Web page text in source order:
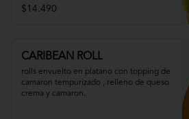
$14.490
CARIBEAN ROLL
rolls envuelto en platano con topping de
camaron tempurizado , relleno de queso
crema y camaron.